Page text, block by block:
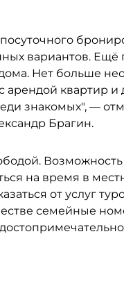
вариантов. Ещё
Нет больше
арендой квартир и
знакомых", —
Брагин.
Возможность
на время в
от услуг
семейные